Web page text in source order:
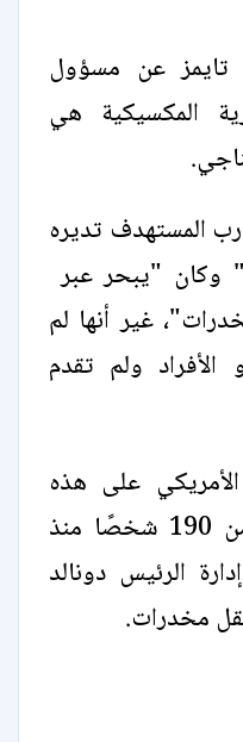
تايمز عن مسؤول
المكسيكية هي
المستهدف تديره
وكان "يبحر عبر
⁠غير أنها لم
ولم تقدم
على هذه
القوارب عن مقتل ‌أكثر ⁠من 190 شخصًا منذ
الرئيس دونالد
مخدرات.